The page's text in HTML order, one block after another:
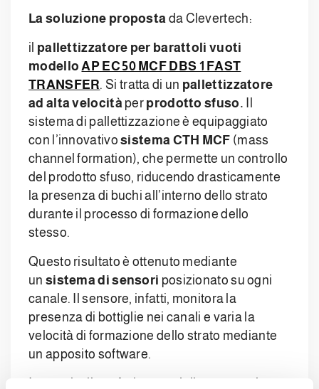
La soluzione proposta da Clevertech:
il pallettizzatore per barattoli vuoti
modelloAP EC 50 MCF DBS 1 FAST
TRANSFER. Si tratta di un pallettizzatore
ad alta velocitàper prodotto sfuso.
sistema di pallettizzazione è equipaggiato
con l’innovativosistema CTH MCF (mass
channel formation), che permette un controllo
del prodotto sfuso, riducendo drasticamente
la presenza di buchi all’interno dello strato
durante il processo di formazione dello
stesso.
Questo risultato è ottenuto mediante
un sistema di sensori posizionato su ogni
canale. Il sensore, infatti, monitora la
presenza di bottiglie nei canali e varia la
velocità di formazione dello strato mediante
un apposito software.